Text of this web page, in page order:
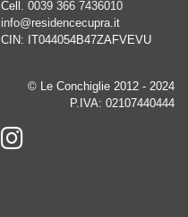
Cell. 0039 366 7436010
info@residencecupra.it
CIN: IT044054B47ZAFVEVU
© Le Conchiglie 2012 - 2024
P.IVA: 02107440444